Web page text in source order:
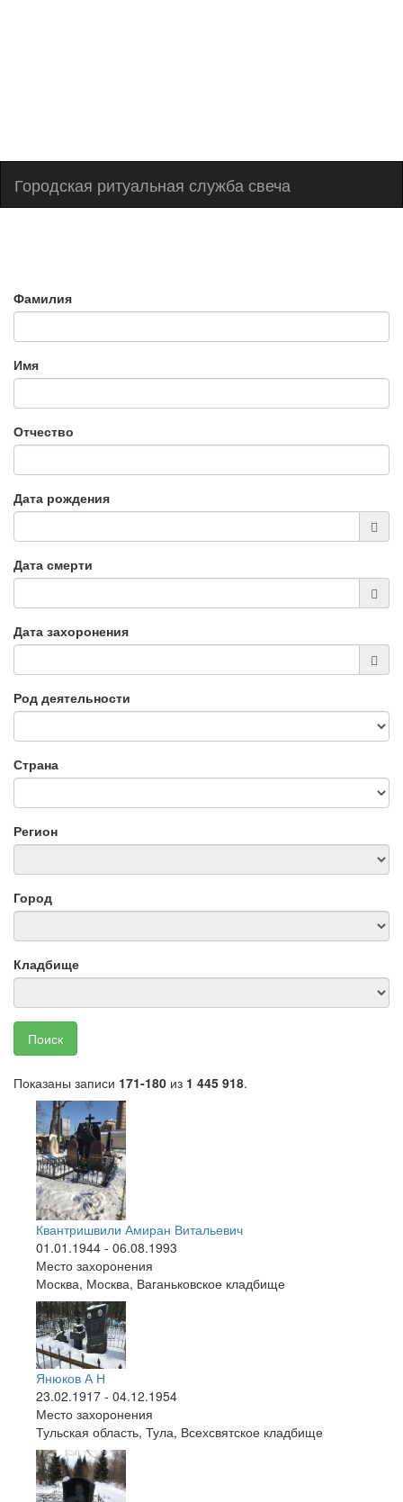
Городская ритуальная служба свеча
Фамилия
Имя
Отчество
Дата рождения
Дата смерти
Дата захоронения
Род деятельности
Страна
Регион
Город
Кладбище
Поиск
Показаны записи 171-180 из 1 445 918.
Квантришвили Амиран Витальевич
01.01.1944 - 06.08.1993
Место захоронения
Москва, Москва, Ваганьковское кладбище
Янюков А Н
23.02.1917 - 04.12.1954
Место захоронения
Тульская область, Тула, Всехсвятское кладбище